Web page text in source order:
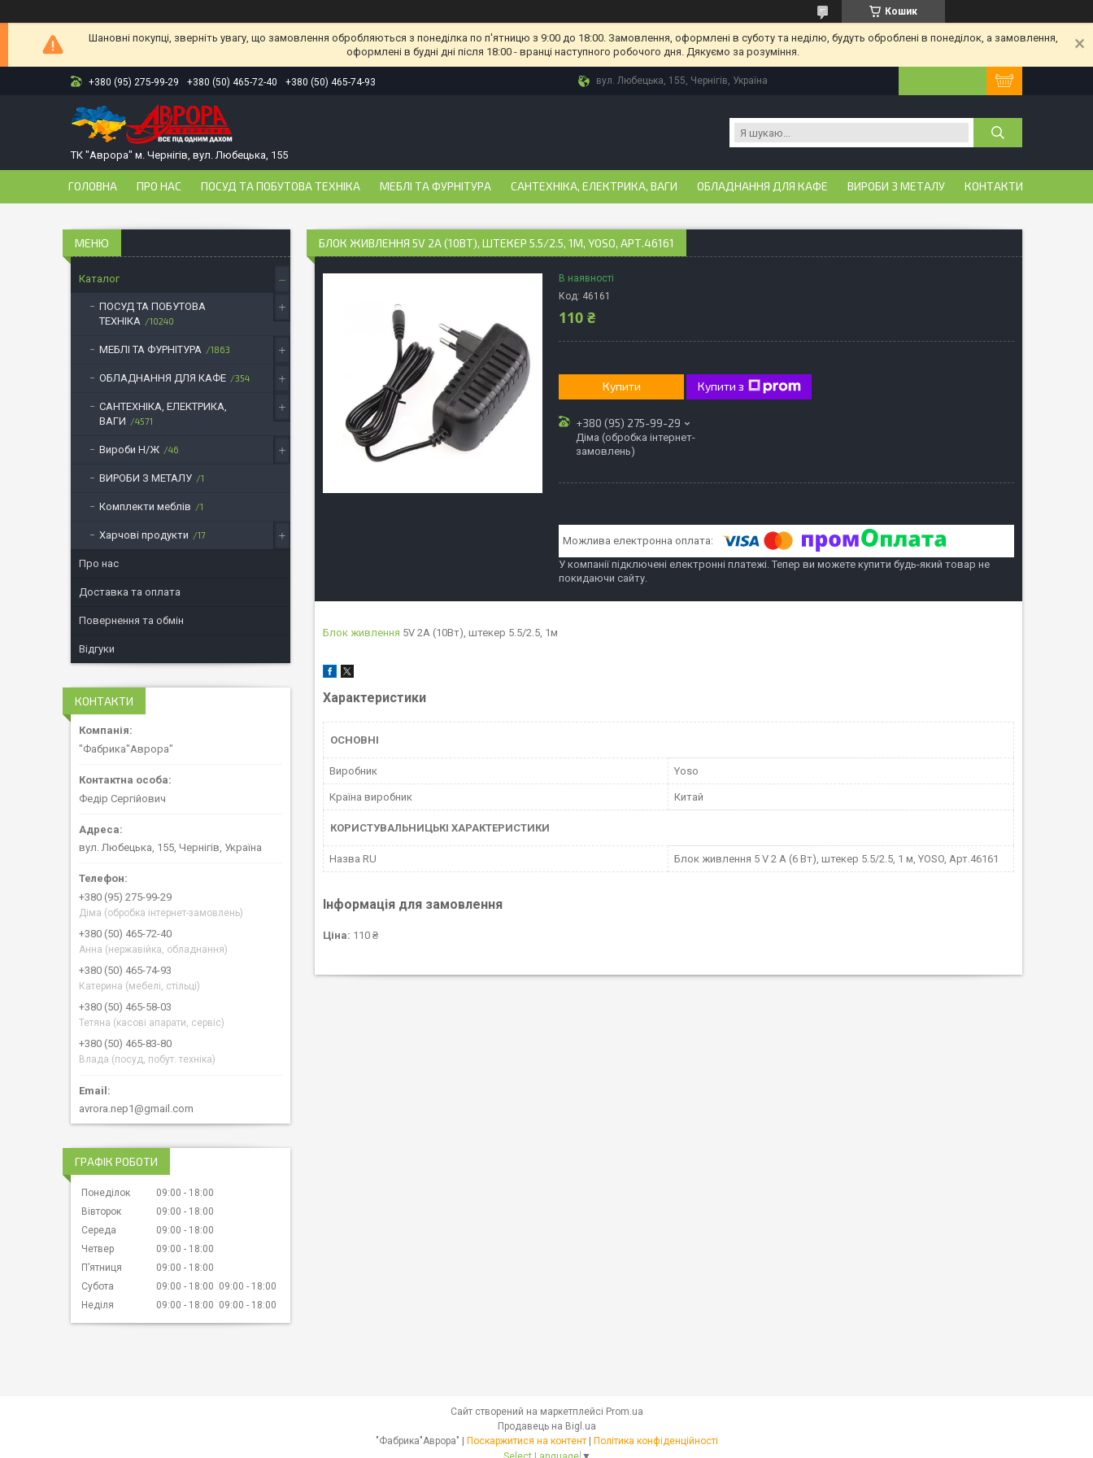
Кошик
Шановні покупці, зверніть увагу, що замовлення обробляються з понеділка по п'ятницю з 9:00 до 18:00. Замовлення, оформлені в суботу та неділю, будуть оброблені в понеділок, а замовлення,
оформлені в будні дні після 18:00 - вранці наступного робочого дня. Дякуємо за розуміння.
+380 (95) 275-99-29 +380 (50) 465-72-40 +380 (50) 465-74-93 вул. Любецька, 155, Чернігів, Україна
ТК "Аврора" м. Чернігів, вул. Любецька, 155
ГОЛОВНА ПРО НАС ПОСУД ТА ПОБУТОВА ТЕХНІКА МЕБЛІ ТА ФУРНІТУРА САНТЕХНІКА, ЕЛЕКТРИКА, ВАГИ ОБЛАДНАННЯ ДЛЯ КАФЕ ВИРОБИ З МЕТАЛУ КОНТАКТИ
БЛОК ЖИВЛЕННЯ 5V 2A (10ВТ), ШТЕКЕР 5.5/2.5, 1М, YOSO, АРТ.46161
В наявності
Код: 46161
110 ₴
Купити Купити з
+380 (95) 275-99-29
Діма (обробка інтернет-
замовлень)
У компанії підключені електронні платежі. Тепер ви можете купити будь-який товар не
покидаючи сайту.
Блок живлення 5V 2A (10Вт), штекер 5.5/2.5, 1м
Характеристики
ОСНОВНІ
Виробник Yoso
Країна виробник Китай
КОРИСТУВАЛЬНИЦЬКІ ХАРАКТЕРИСТИКИ
Назва RU Блок живлення 5 V 2 A (6 Вт), штекер 5.5/2.5, 1 м, YOSO, Арт.46161
Інформація для замовлення
Ціна: 110 ₴
Каталог
ПОСУД ТА ПОБУТОВА
ТЕХНІКА
10240
МЕБЛІ ТА ФУРНІТУРА 1863
ОБЛАДНАННЯ ДЛЯ КАФЕ 354
САНТЕХНІКА, ЕЛЕКТРИКА,
ВАГИ
4571
Вироби Н/Ж 46
ВИРОБИ З МЕТАЛУ 1
Комплекти меблів 1
Харчові продукти 17
Про нас
Доставка та оплата
Повернення та обмін
Відгуки
КОНТАКТИ
"Фабрика"Аврора"
Федір Сергійович
вул. Любецька, 155, Чернігів, Україна
+380 (95) 275-99-29
Діма (обробка інтернет-замовлень)
+380 (50) 465-72-40
Анна (нержавійка, обладнання)
+380 (50) 465-74-93
Катерина (мебелі, стільці)
+380 (50) 465-58-03
Тетяна (касові апарати, сервіс)
+380 (50) 465-83-80
Влада (посуд, побут. техніка)
avrora.nep1@gmail.com
ГРАФІК РОБОТИ
Понеділок 09:00
18:00
Вівторок
09:00
18:00
Середа
09:00
18:00
Четвер
09:00
18:00
Пʼятниця
09:00
18:00
Субота
09:00 18:00 09:00
18:00
Неділя
09:00 18:00 09:00 18:00
Сайт створений на маркетплейсі Prom.ua
Продавець на Bigl.ua
Поскаржитися на контент
Політика конфіденційності